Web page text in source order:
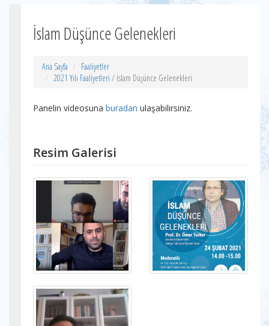
İslam Düşünce Gelenekleri
Ana Sayfa
Faaliyetler
2021 Yılı Faaliyetleri / İslam Düşünce Gelenekleri
Panelin videosuna buradan ulaşabilirsiniz.
Resim Galerisi